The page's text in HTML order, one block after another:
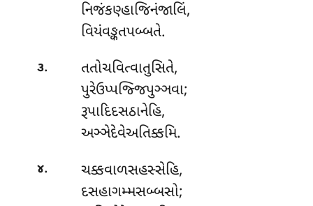
નિજંકણ્હાજિનંજાલિં,
વિયંવઙ્કતપબ્બતે.
૩.
તતોચવિત્વાતુસિતે,
પુરેઉપ્પજ્જિપુઞ્ઞવા;
રૂપાદિદસઠાનેહિ,
અઞ્ઞેદેવેઅતિક્કમિ.
૪.
ચક્કવાળસહસ્સેહિ,
દસહાગમ્મસબ્બસો;